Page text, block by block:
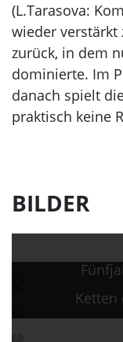
(L.Tarasova:
wieder verstärkt
zurück, in dem
dominierte. Im
danach spielt
praktisch keine
BILDER
Ketten